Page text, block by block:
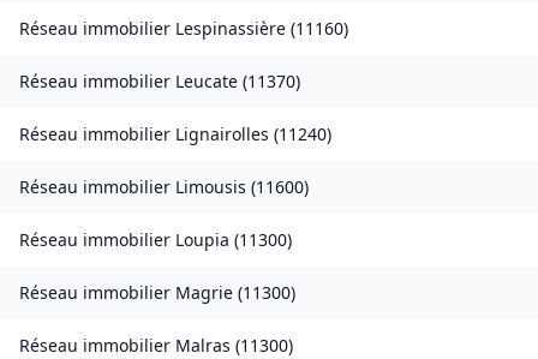
Réseau immobilier Lespinassière (11160)
Réseau immobilier Leucate (11370)
Réseau immobilier Lignairolles (11240)
Réseau immobilier Limousis (11600)
Réseau immobilier Loupia (11300)
Réseau immobilier Magrie (11300)
Réseau immobilier Malras (11300)